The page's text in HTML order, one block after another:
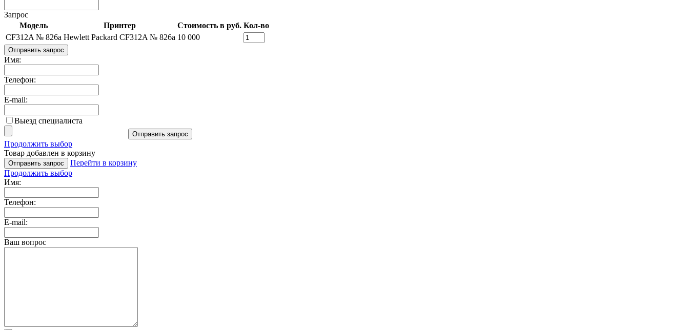
Запрос
Модель
Принтер Стоимость в руб. Кол-во
CF312A № 826a Hewlett Packard CF312A № 826a 10 000
Отправить запрос
Имя:
Телефон:
E-mail:
Выезд специалиста
Отправить запрос
Продолжить выбор
Товар добавлен в корзину
Отправить запрос
Перейти в корзину
Продолжить выбор
Имя:
Телефон:
E-mail:
Ваш вопрос